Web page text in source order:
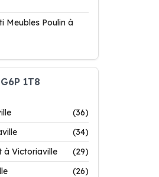
Meubles Poulin à
1T8
(36)
(34)
à Victoriaville
(29)
(26)